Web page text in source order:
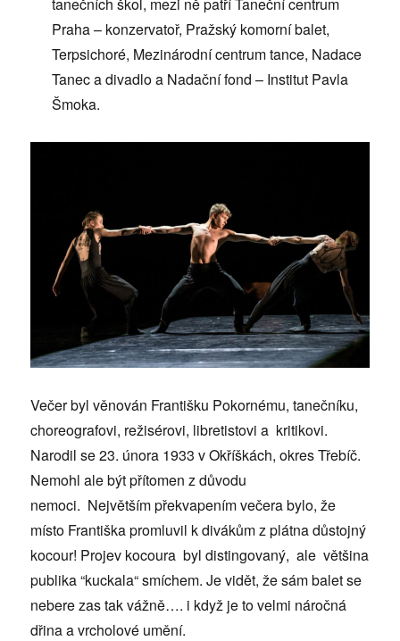
Praha – konzervatoř, Pražský komorní balet,
Terpsichoré, Mezinárodní centrum tance, Nadace
Tanec a divadlo a Nadační fond – Institut Pavla
Šmoka.
Večer byl věnován Františku Pokornému, tanečníku,
choreografovi, režisérovi, libretistovi a kritikovi.
Narodil se 23. února 1933 v Okříškách, okres Třebíč.
Nemohl ale být přítomen z důvodu
nemoci. Největším překvapením večera bylo, že
místo Františka promluvil k divákům z plátna důstojný
kocour! Projev kocoura byl distingovaný, ale většina
publika “kuckala“ smíchem. Je vidět, že sám balet se
nebere zas tak vážně…. i když je to velmi náročná
dřina a vrcholové umění.